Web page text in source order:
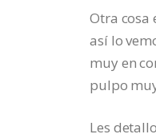
Otra cosa
así lo
muy en
pulpo
Les